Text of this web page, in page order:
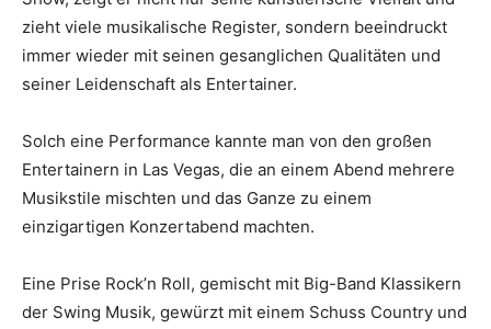
zieht viele musikalische Register, sondern beeindruckt
immer wieder mit seinen gesanglichen Qualitäten und
seiner Leidenschaft als Entertainer.
Solch eine Performance kannte man von den großen
Entertainern in Las Vegas, die an einem Abend mehrere
Musikstile mischten und das Ganze zu einem
einzigartigen Konzertabend machten.
Eine Prise Rock’n Roll, gemischt mit Big-Band Klassikern
der Swing Musik, gewürzt mit einem Schuss Country und